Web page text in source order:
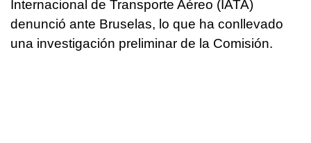
Internacional de Transporte Aéreo (IATA)
denunció ante Bruselas, lo que ha conllevado
una investigación preliminar de la Comisión.